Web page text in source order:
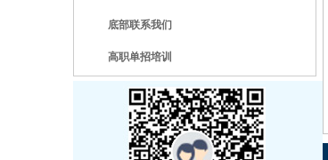
底部联系我们
高职单招培训